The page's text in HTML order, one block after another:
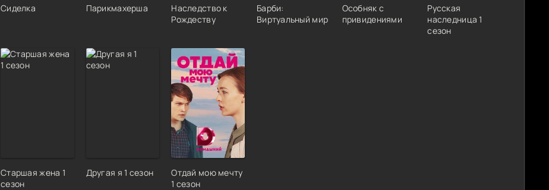
Сиделка Парикмахерша
Наследство к
Рождеству
Барби:
Виртуальный мир
Особняк с
привидениями
Русская
наследница 1
сезон
Старшая жена 1
сезон
Другая я 1 сезон
Отдай мою мечту
1 сезон